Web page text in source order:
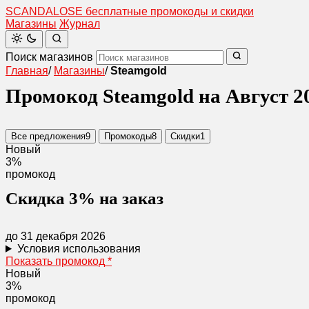
SCANDALOSE бесплатные промокоды и скидки
Магазины Журнал
Поиск магазинов
Главная/ Магазины/ Steamgold
Промокод Steamgold на Август
Все предложения9 Промокоды8 Скидки1
Новый
3%
промокод
Скидка 3% на заказ
до 31 декабря 2026
Условия использования
Показать промокод *
Новый
3%
промокод